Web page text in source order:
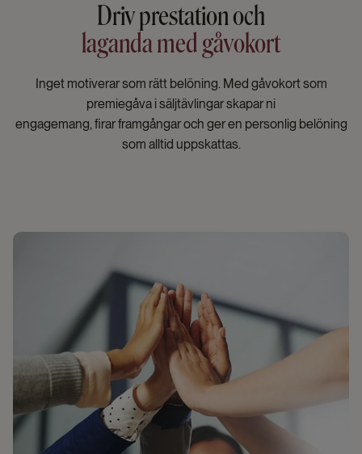
Driv prestation och
laganda med gåvokort
Inget motiverar som rätt belöning. Med gåvokort som
premiegåva i säljtävlingar skapar ni
engagemang, firar framgångar och ger en personlig belöning
som alltid uppskattas.